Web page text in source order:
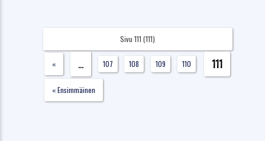
Sivu 111 (111)
« Ensimmäinen
« ... 107 108 109 110 111